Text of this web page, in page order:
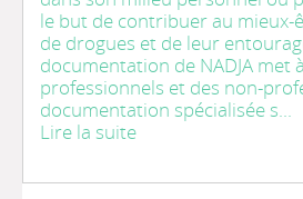
le but de contribuer au mieux-
de drogues et de leur
documentation de NADJA met
professionnels et des non-
documentation spécialisée s...
Lire la suite